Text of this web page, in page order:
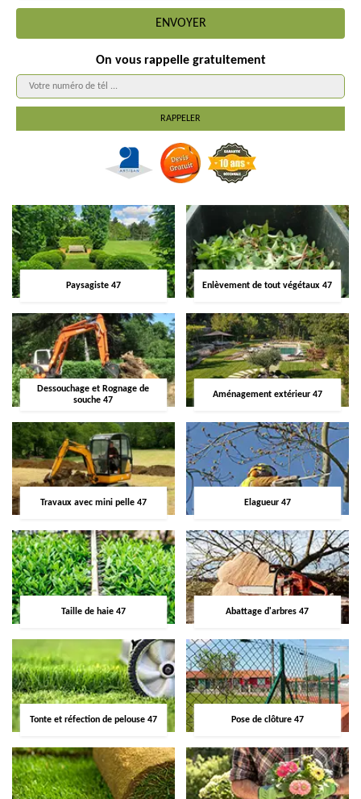
On vous rappelle gratuitement
Paysagiste 47 Enlèvement de tout végétaux 47
Dessouchage et Rognage de
souche 47
Aménagement extérieur 47
Travaux avec mini pelle 47 Elagueur 47
Taille de haie 47 Abattage d'arbres 47
Tonte et réfection de pelouse 47 Pose de clôture 47